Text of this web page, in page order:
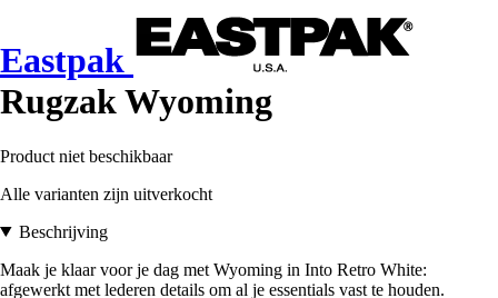
Eastpak
Rugzak Wyoming
Product niet beschikbaar
Alle varianten zijn uitverkocht
Beschrijving
Maak je klaar voor je dag met Wyoming in Into Retro White:
afgewerkt met lederen details om al je essentials vast te houden.